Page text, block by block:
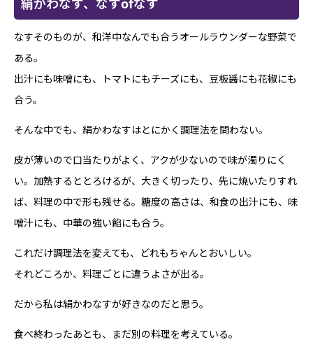
なすそのものが、和洋中なんでも合うオールラウンダーな野菜で
ある。
出汁にも味噌にも、トマトにもチーズにも、豆板醤にも花椒にも
合う。
そんな中でも、絹かわなすはとにかく調理法を問わない。
皮が薄いので口当たりがよく、アクが少ないので味が濁りにく
い。加熱するととろけるが、大きく切ったり、先に焼いたりすれ
ば、料理の中で形も残せる。糖度の高さは、和食の出汁にも、味
噌汁にも、中華の強い餡にも合う。
これだけ調理法を変えても、どれもちゃんとおいしい。
それどころか、料理ごとに違うよさが出る。
だから私は絹かわなすが好きなのだと思う。
食べ終わったあとも、まだ別の料理を考えている。